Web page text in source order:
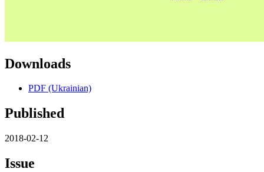
Downloads
PDF (Ukrainian)
Published
2018-02-12
Issue